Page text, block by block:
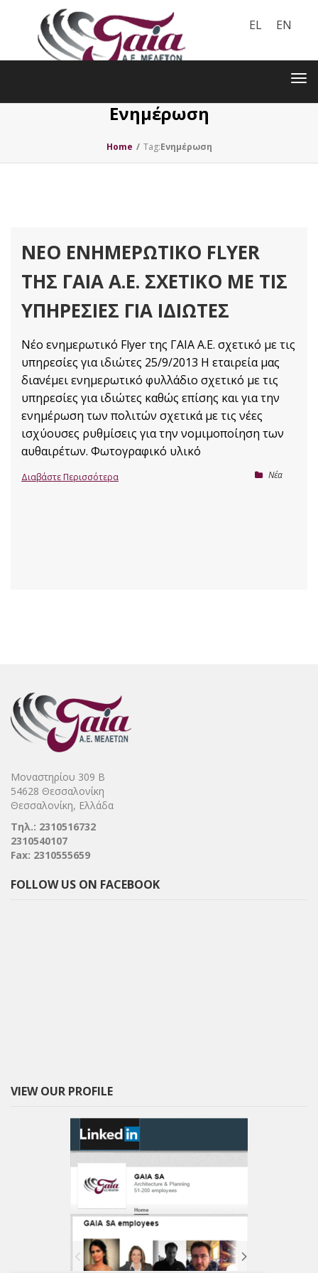
EL EN
Ενημέρωση
Home / Tag:Ενημέρωση
ΝΈΟ ΕΝΗΜΕΡΩΤΙΚΌ FLYER
ΤΗΣ ΓΑΙΑ Α.Ε. ΣΧΕΤΙΚΌ ΜΕ ΤΙΣ
ΥΠΗΡΕΣΊΕΣ ΓΙΑ ΙΔΙΏΤΕΣ
Νέο ενημερωτικό Flyer της ΓΑΙΑ Α.Ε. σχετικό με τις
υπηρεσίες για ιδιώτες 25/9/2013 Η εταιρεία μας
διανέμει ενημερωτικό φυλλάδιο σχετικό με τις
υπηρεσίες για ιδιώτες καθώς επίσης και για την
ενημέρωση των πολιτών σχετικά με τις νέες
ισχύουσες ρυθμίσεις για την νομιμοποίηση των
αυθαιρέτων. Φωτογραφικό υλικό
Nέα
Διαβάστε Περισσότερα
Μοναστηρίου 309 Β
54628 Θεσσαλονίκη
Θεσσαλονίκη, Ελλάδα
Τηλ.: 2310516732
2310540107
Fax: 2310555659
FOLLOW US ON FACEBOOK
VIEW OUR PROFILE